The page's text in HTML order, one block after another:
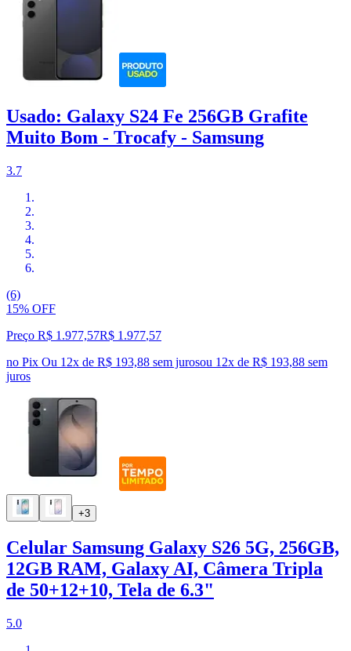
Usado: Galaxy S24 Fe 256GB Grafite
Muito Bom - Trocafy - Samsung
3.7
(6)
15% OFF
Preço R$ 1.977,57R$ 1.977,57
no Pix Ou 12x de R$ 193,88 sem jurosou 12x de R$ 193,88 sem
juros
+3
Celular Samsung Galaxy S26 5G, 256GB,
12GB RAM, Galaxy AI, Câmera Tripla
de 50+12+10, Tela de 6.3"
5.0